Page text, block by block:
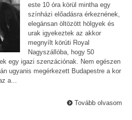
este 10 óra körül mintha egy
színházi előadásra érkeznének,
elegánsan öltözött hölgyek és
urak igyekeztek az akkor
megnyílt körúti Royal
Nagyszállóba, hogy 50
egy igazi szenzációnak. Nem egészen
ugyanis megérkezett Budapestre a kor
a...
Tovább olvasom